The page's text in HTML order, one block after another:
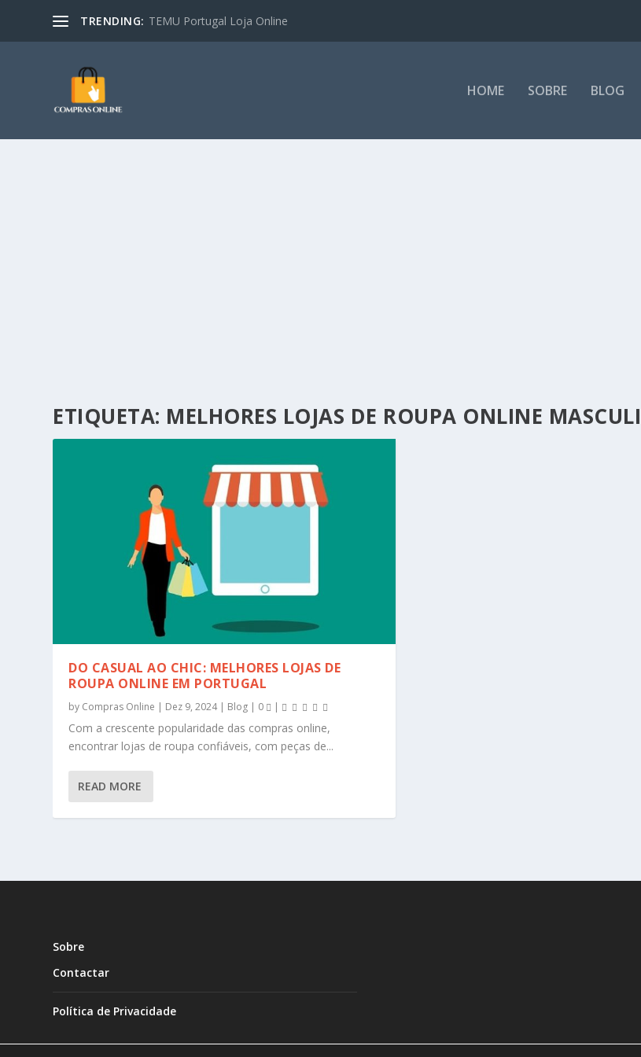
TRENDING: TEMU Portugal Loja Online
HOME SOBRE BLOG
ETIQUETA: MELHORES LOJAS DE ROUPA ONLINE
DO CASUAL AO CHIC: MELHORES LOJAS DE
ROUPA ONLINE EM PORTUGAL
by Compras Online | Dez 9, 2024| Blog | 0 |
Com a crescente popularidade das compras online,
encontrar lojas de roupa confiáveis, com peças de...
READ MORE
Sobre
Contactar
Política de Privacidade